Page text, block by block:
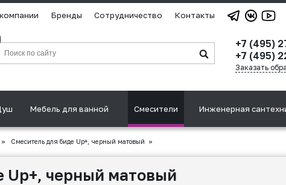
Бренды Сотрудничество Контакты
+7 (495)
+7 (495)
Заказать
Мебель для ванной Смесители Инженерная
» Смеситель для биде Up+, черный матовый »
Up+, черный матовый